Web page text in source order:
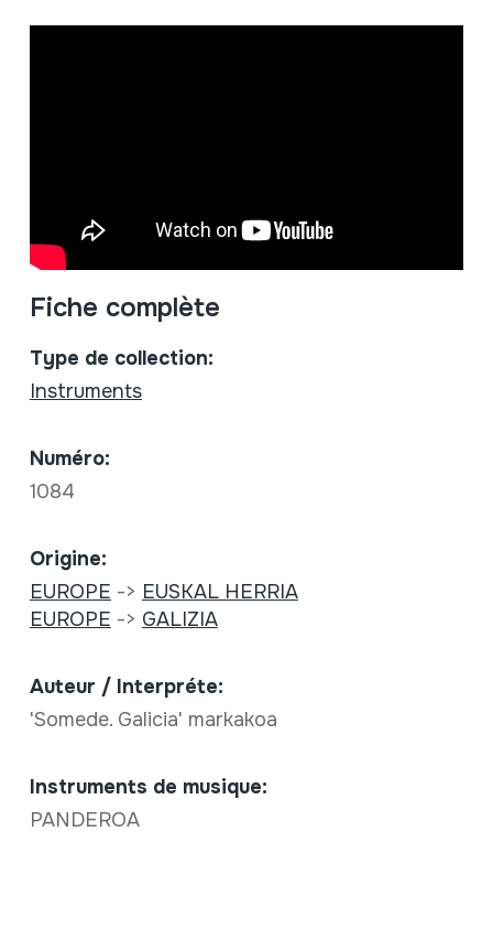
Fiche complète
Type de collection:
Instruments
Numéro:
1084
Origine:
EUROPE -> EUSKAL HERRIA
EUROPE -> GALIZIA
Auteur / Interpréte:
'Somede. Galicia' markakoa
Instruments de musique:
PANDEROA